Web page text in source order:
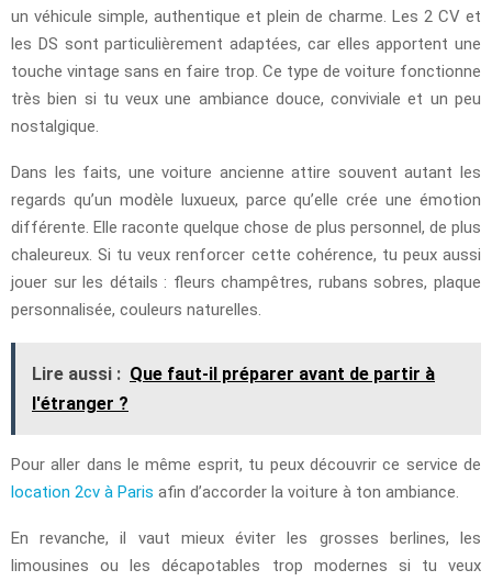
un véhicule simple, authentique et plein de charme. Les 2 CV et
les DS sont particulièrement adaptées, car elles apportent une
touche vintage sans en faire trop. Ce type de voiture fonctionne
très bien si tu veux une ambiance douce, conviviale et un peu
nostalgique.
Dans les faits, une voiture ancienne attire souvent autant les
regards qu’un modèle luxueux, parce qu’elle crée une émotion
différente. Elle raconte quelque chose de plus personnel, de plus
chaleureux. Si tu veux renforcer cette cohérence, tu peux aussi
jouer sur les détails : fleurs champêtres, rubans sobres, plaque
personnalisée, couleurs naturelles.
Lire aussi : Que faut-il préparer avant de partir à
l'étranger ?
Pour aller dans le même esprit, tu peux découvrir ce service de
location 2cv à Paris afin d’accorder la voiture à ton ambiance.
En revanche, il vaut mieux éviter les grosses berlines, les
limousines ou les décapotables trop modernes si tu veux